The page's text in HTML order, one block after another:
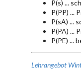
P(s) ...
P(PP) ...
P(sA) ...
P(PA) ...
P(PE) ...
Lehrangebot